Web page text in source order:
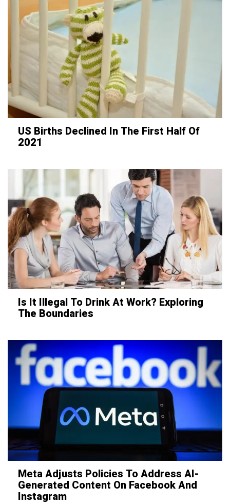
US Births Declined In The First Half Of
2021
Is It Illegal To Drink At Work? Exploring
The Boundaries
Meta Adjusts Policies To Address AI-
Generated Content On Facebook And
Instagram